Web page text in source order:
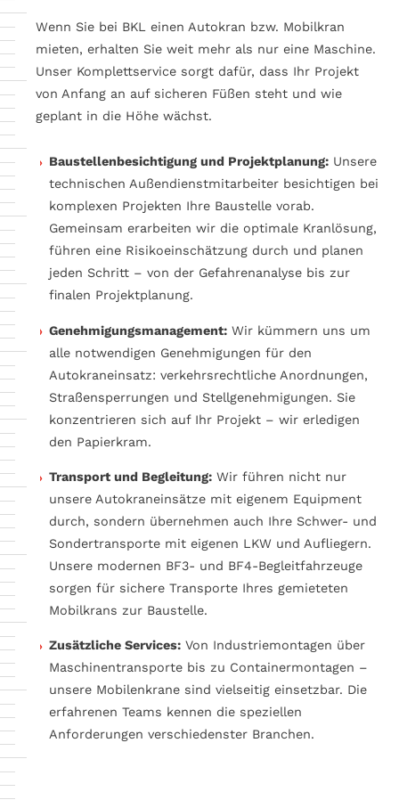
Wenn Sie bei BKL einen Autokran bzw. Mobilkran
mieten, erhalten Sie weit mehr als nur eine Maschine.
Unser Komplettservice sorgt dafür, dass Ihr Projekt
von Anfang an auf sicheren Füßen steht und wie
geplant in die Höhe wächst.
Baustellenbesichtigung und Projektplanung: Unsere
technischen Außendienstmitarbeiter besichtigen bei
komplexen Projekten Ihre Baustelle vorab.
Gemeinsam erarbeiten wir die optimale Kranlösung,
führen eine Risikoeinschätzung durch und planen
jeden Schritt – von der Gefahrenanalyse bis zur
finalen Projektplanung.
Genehmigungsmanagement: Wir kümmern uns um
alle notwendigen Genehmigungen für den
Autokraneinsatz: verkehrsrechtliche Anordnungen,
Straßensperrungen und Stellgenehmigungen. Sie
konzentrieren sich auf Ihr Projekt – wir erledigen
den Papierkram.
Transport und Begleitung: Wir führen nicht nur
unsere Autokraneinsätze mit eigenem Equipment
durch, sondern übernehmen auch Ihre Schwer- und
Sondertransporte mit eigenen LKW und Aufliegern.
Unsere modernen BF3- und BF4-Begleitfahrzeuge
sorgen für sichere Transporte Ihres gemieteten
Mobilkrans zur Baustelle.
Zusätzliche Services: Von Industriemontagen über
Maschinentransporte bis zu Containermontagen –
unsere Mobilenkrane sind vielseitig einsetzbar. Die
erfahrenen Teams kennen die speziellen
Anforderungen verschiedenster Branchen.